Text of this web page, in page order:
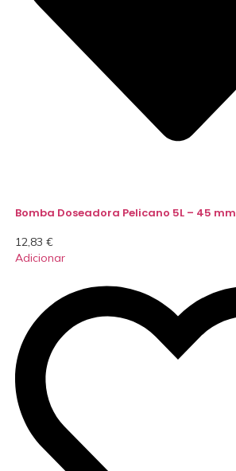
Bomba Doseadora Pelicano 5L – 45 mm
12,83 €
Adicionar